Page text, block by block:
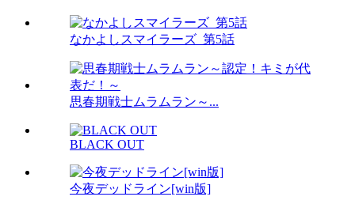
なかよしスマイラーズ_第5話
思春期戦士ムラムラン～...
BLACK OUT
今夜デッドライン[win版]